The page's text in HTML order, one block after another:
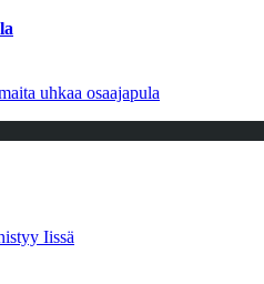
uhkaa osaajapula
Iissä